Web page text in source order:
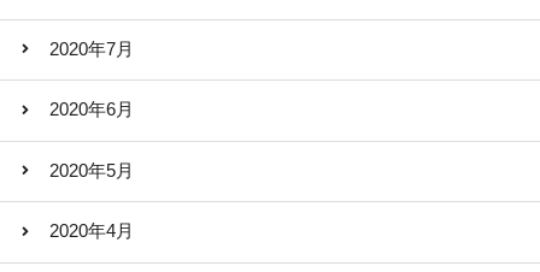
2020年7月
2020年6月
2020年5月
2020年4月